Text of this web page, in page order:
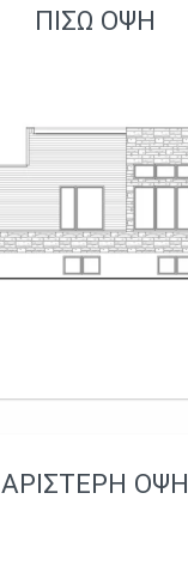
ΠΊΣΩ ΌΨΗ
ΑΡΙΣΤΕΡΉ ΌΨΗ